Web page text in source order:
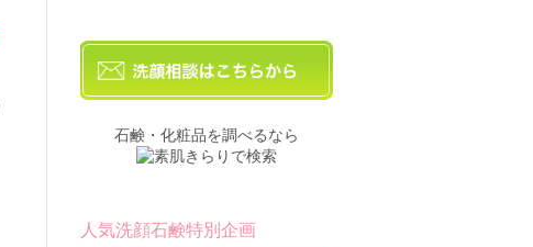
石鹸・化粧品を調べるなら
人気洗顔石鹸特別企画